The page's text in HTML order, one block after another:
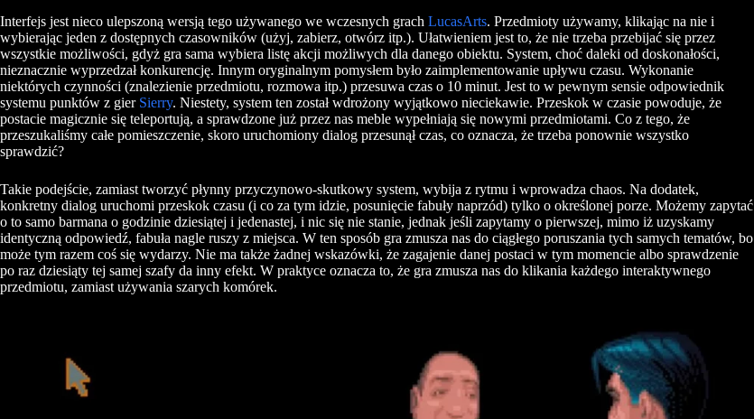
Interfejs jest nieco ulepszoną wersją tego używanego we wczesnych grach LucasArts. Przedmioty używamy, klikając na nie i
wybierając jeden z dostępnych czasowników (użyj, zabierz, otwórz itp.). Ułatwieniem jest to, że nie trzeba przebijać się przez
wszystkie możliwości, gdyż gra sama wybiera listę akcji możliwych dla danego obiektu. System, choć daleki od doskonałości,
nieznacznie wyprzedzał konkurencję. Innym oryginalnym pomysłem było zaimplementowanie upływu czasu. Wykonanie
niektórych czynności (znalezienie przedmiotu, rozmowa itp.) przesuwa czas o 10 minut. Jest to w pewnym sensie odpowiednik
systemu punktów z gier Sierry. Niestety, system ten został wdrożony wyjątkowo nieciekawie. Przeskok w czasie powoduje, że
postacie magicznie się teleportują, a sprawdzone już przez nas meble wypełniają się nowymi przedmiotami. Co z tego, że
przeszukaliśmy całe pomieszczenie, skoro uruchomiony dialog przesunął czas, co oznacza, że trzeba ponownie wszystko
sprawdzić?
Takie podejście, zamiast tworzyć płynny przyczynowo-skutkowy system, wybija z rytmu i wprowadza chaos. Na dodatek,
konkretny dialog uruchomi przeskok czasu (i co za tym idzie, posunięcie fabuły naprzód) tylko o określonej porze. Możemy zapytać
o to samo barmana o godzinie dziesiątej i jedenastej, i nic się nie stanie, jednak jeśli zapytamy o pierwszej, mimo iż uzyskamy
identyczną odpowiedź, fabuła nagle ruszy z miejsca. W ten sposób gra zmusza nas do ciągłego poruszania tych samych tematów, bo
może tym razem coś się wydarzy. Nie ma także żadnej wskazówki, że zagajenie danej postaci w tym momencie albo sprawdzenie
po raz dziesiąty tej samej szafy da inny efekt. W praktyce oznacza to, że gra zmusza nas do klikania każdego interaktywnego
przedmiotu, zamiast używania szarych komórek.